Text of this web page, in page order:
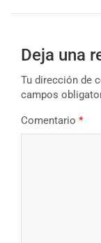
Deja una
Tu dirección de
campos
Comentario *